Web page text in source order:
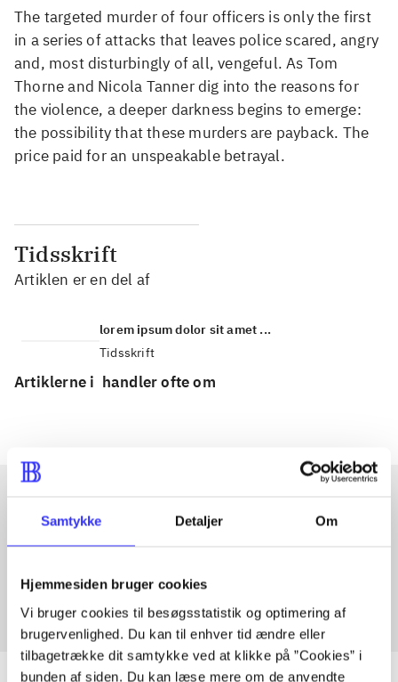
Samtykke Detaljer Om
Hjemmesiden bruger cookies
Vi bruger cookies til besøgsstatistik og optimering af
brugervenlighed. Du kan til enhver tid ændre eller
tilbagetrække dit samtykke ved at klikke på ”Cookies” i
bunden af siden. Du kan læse mere om de anvendte
The targeted murder of four officers is only the first
in a series of attacks that leaves police scared, angry
and, most disturbingly of all, vengeful. As Tom
Thorne and Nicola Tanner dig into the reasons for
the violence, a deeper darkness begins to emerge:
the possibility that these murders are payback. The
price paid for an unspeakable betrayal.
Tidsskrift
Artiklen er en del af
lorem ipsum dolor sit amet ...
Tidsskrift
Artiklerne i handler ofte om
Artikler med samme emner